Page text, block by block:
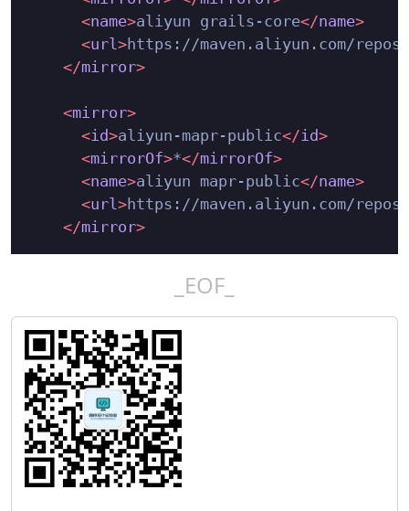
<name>aliyun grails-core</name>
<url >https://maven.aliyun.com/
</mirror>
<mirror>
<id>aliyun-mapr-public</id>
<mirrorOf>*</mirrorOf>
<name>aliyun mapr-public</name>
<url >https://maven.aliyun.com/
</mirror>
_EOF_